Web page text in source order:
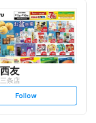
西友
三条店
s
Follow